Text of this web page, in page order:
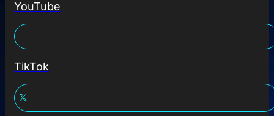
YouTube
TikTok